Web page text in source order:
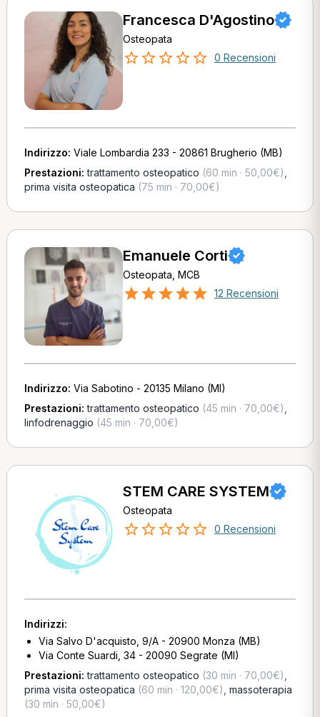
Francesca D'Agostino
Osteopata
0 Recensioni
Indirizzo: Viale Lombardia 233 - 20861 Brugherio (MB)
Prestazioni:trattamento osteopatico (60 min · 50,00€)
prima visita osteopatica (75 min · 70,00€)
Emanuele Corti
Osteopata, MCB
12 Recensioni
Indirizzo: Via Sabotino - 20135 Milano (MI)
Prestazioni:trattamento osteopatico (45 min · 70,00€)
linfodrenaggio (45 min · 70,00€)
STEM CARE SYSTEM
Osteopata
0 Recensioni
Indirizzi:
Via Salvo D'acquisto, 9/A - 20900 Monza (MB)
Via Conte Suardi, 34 - 20090 Segrate (MI)
Prestazioni:trattamento osteopatico (30 min · 70,00€)
prima visita osteopatica (60 min · 120,00€) massoterapia
(30 min · 50,00€)